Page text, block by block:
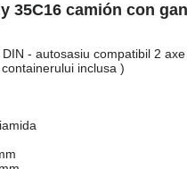
35C16 camión con
- autosasiu compatibil 2
inclusa )